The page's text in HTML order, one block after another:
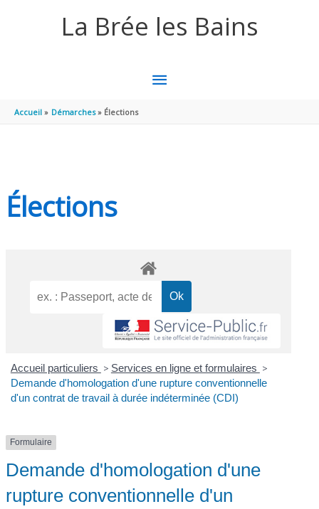
La Brée les Bains
MENU
Accueil Démarches Élections
Élections
Accueil particuliers > Services en ligne et formulaires >
Demande d'homologation d'une rupture conventionnelle
d'un contrat de travail à durée indéterminée (CDI)
Formulaire
Demande d'homologation d'une
rupture conventionnelle d'un